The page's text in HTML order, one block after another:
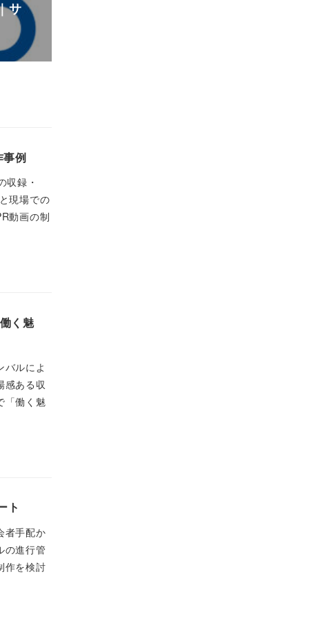
サ
例
収録・
現場での
動画の制
く魅
ルによ
感ある収
「働く魅
ト
者手配か
の進行管
作を検討